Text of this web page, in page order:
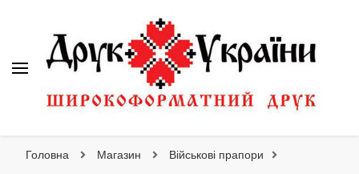
Головна Магазин Військові прапори